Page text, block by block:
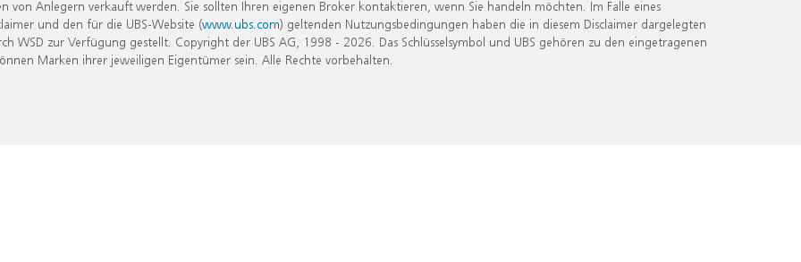
Anlegern verkauft werden. Sie sollten Ihren eigenen Broker kontaktieren, wenn Sie handeln möchten. Im Falle eines
und den für die UBS-Website (www.ubs.com) geltenden Nutzungsbedingungen haben die in diesem Disclaimer dargelegten
zur Verfügung gestellt. Copyright der UBS AG, 1998 - 2026. Das Schlüsselsymbol und UBS gehören zu den eingetragenen
Marken ihrer jeweiligen Eigentümer sein. Alle Rechte vorbehalten.